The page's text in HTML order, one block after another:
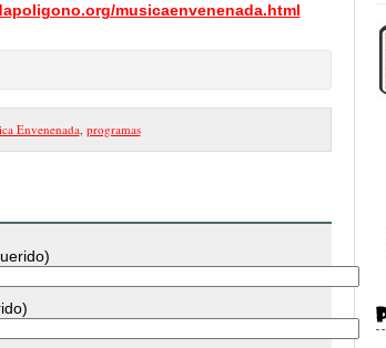
musicaenvenenada.html
Envenenada, programas